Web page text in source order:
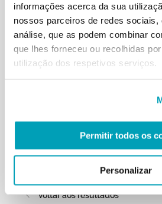
informações acerca da sua
nossos parceiros de redes sociais,
análise, que as podem combinar
que lhes forneceu ou recolhidas
utilização dos respetivos serviços.
Permitir todos os
Personalizar
sindicalistas há este lema: tudo
com o povo. De cima para
baixo, mas sem ouvir a
deixar atuar esta sabedoria para
resolver problemas, neste caso
campos de refugiados. Este não
caminho! Todos devem ser
Voltar aos resultados